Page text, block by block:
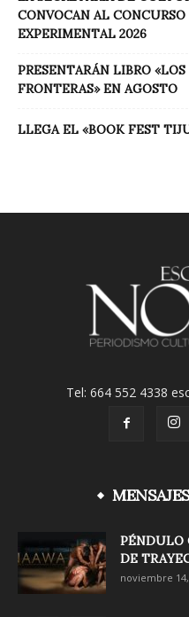
CONVOCAN AL
EXPERIMENTAL 2026
PRESENTARÁN LIBRO
FRONTERAS» EN AGOSTO
LLEGA EL «BOOK FEST
Tel: 664 552 4338
PÉNDULO
DE
noviembre 14,